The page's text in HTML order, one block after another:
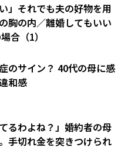
」それでも夫の好物を用
胸の内／離婚してもいい
合（1）
のサイン？ 40代の母に感
和感
るわよね？」婚約者の母
手切れ金を突きつけられ